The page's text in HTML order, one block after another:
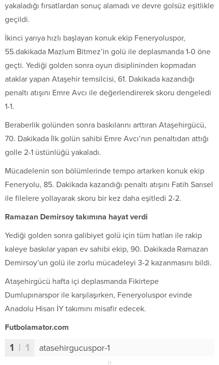
yakaladığı fırsatlardan sonuç alamadı ve devre golsüz eşitlikle
geçildi.
İkinci yarıya hızlı başlayan konuk ekip Feneryoluspor,
55.dakikada Mazlum Bitmez’in golü ile deplasmanda 1-0 öne
geçti. Yediği golden sonra oyun disiplininden kopmadan
ataklar yapan Ataşehir temsilcisi, 61. Dakikada kazandığı
penaltı atışını Emre Avcı ile değerlendirerek skoru dengeledi
1-1.
Beraberlik golünden sonra baskılarını arttıran Ataşehirgücü,
70. Dakikada İlk golün sahibi Emre Avcı’nın penaltıdan attığı
golle 2-1 üstünlüğü yakaladı.
Mücadelenin son bölümlerinde tempo artarken konuk ekip
Feneryolu, 85. Dakikada kazandığı penaltı atışını Fatih Sarısel
ile filelere yollayarak skoru bir kez daha eşitledi 2-2.
Ramazan Demirsoy takımına hayat verdi
Yediği golden sonra galibiyet golü için tüm hatları ile rakip
kaleye baskılar yapan ev sahibi ekip, 90. Dakikada Ramazan
Demirsoy’un golü ile zorlu mücadeleyi 3-2 kazanmasını bildi.
Ataşehirgücü hafta içi deplasmanda Fikirtepe
Dumlupınarspor ile karşılaşırken, Feneryoluspor evinde
Anadolu Hisarı İY takımını misafir edecek.
Futbolamator.com
1 | 1 atasehirgucuspor-1